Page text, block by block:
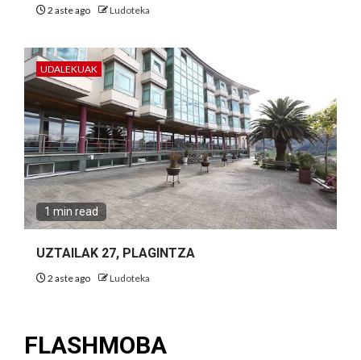
2 aste ago Ludoteka
UDALEKUAK
1 min read
UZTAILAK 27, PLAGINTZA
2 aste ago Ludoteka
FLASHMOBA